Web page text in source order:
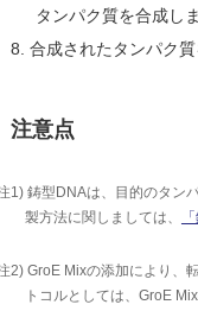
タンパク質を合成しま
合成されたタンパク
注意点
1) 鋳型DNAは、目的のタン
製方法に関しましては、
2) GroE Mixの添加により、
トコルとしては、GroE